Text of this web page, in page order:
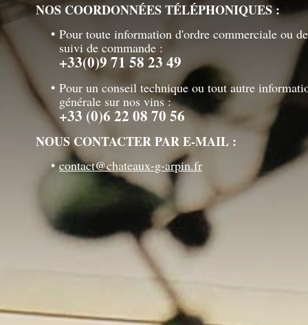
NOS COORDONNÉES TÉLÉPHONIQUES :
Pour toute information d'ordre commerciale ou de
suivi de commande :
+33(0)9 71 58 23 49
Pour un conseil technique ou tout autre
générale sur nos vins :
+33 (0)6 22 08 70 56
NOUS CONTACTER PAR E-MAIL :
contact@chateaux-g-arpin.fr